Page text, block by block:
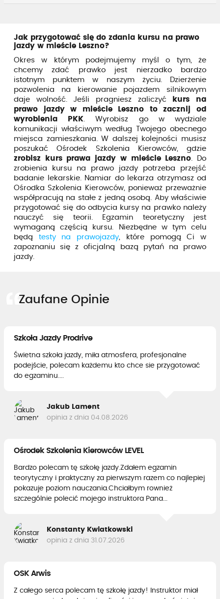
Jak przygotować się do zdania kursu na prawo
jazdy w mieście Leszno?
Okres w którym podejmujemy myśl o tym, że
chcemy zdać prawko jest nierzadko bardzo
istotnym punktem w naszym życiu. Dzierżenie
pozwolenia na kierowanie pojazdem silnikowym
daje wolność. Jeśli pragniesz zaliczyć
kurs na
prawo jazdy w mieście Leszno to zacznij od
wyrobienia PKK . Wyrobisz go w wydziale
komunikacji właściwym według Twojego obecnego
miejsca zamieszkania. W dalszej kolejności musisz
poszukać Ośrodek Szkolenia Kierowców, gdzie
zrobisz kurs prawa jazdy w mieście Leszno . Do
zrobienia kursu na prawo jazdy potrzeba przejść
badanie lekarskie. Namiar do lekarza otrzymasz od
Ośrodka Szkolenia Kierowców, ponieważ przeważnie
współpracują na stałe z jedną osobą. Aby właściwie
przygotować się do odbycia kursy na prawko należy
nauczyć się teorii. Egzamin teoretyczny jest
wymaganą częścią kursu. Niezbędne w tym celu
będą testy na prawojazdy , które pomogą Ci w
zapoznaniu się z oficjalną bazą pytań na prawo
jazdy.
Zaufane Opinie
Szkoła Jazdy Prodrive
Świetna szkoła jazdy, miła atmosfera, profesjonalne
podejście, polecam każdemu kto chce sie przygotować
do egzaminu....
Jakub Lament
opinia z dnia 04.08.2026
Ośrodek Szkolenia Kierowców LEVEL
Bardzo polecam tę szkołę jazdy.Zdałem egzamin
teorytyczny i praktyczny za pierwszym razem co najlepiej
pokazuje poziom nauczania.Chciałbym rownież
szczególnie polecić mojego instruktora Pana...
Konstanty Kwiatkowski
opinia z dnia 31.07.2026
OSK Arwis
Z całego serca polecam tę szkołę jazdy! Instruktor miał